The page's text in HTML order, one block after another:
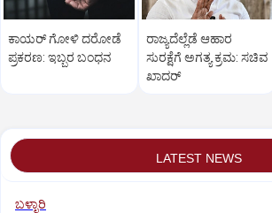
ಕಾಯರ್ ಗೋಳಿ ದರೋಡೆ
ಪ್ರಕರಣ: ಇಬ್ಬರ ಬಂಧನ
ರಾಜ್ಯದೆಲ್ಲೆಡೆ ಆಹಾರ
ಸುರಕ್ಷೆಗೆ ಅಗತ್ಯ ಕ್ರಮ: ಸಚಿವ
ಖಾದರ್
LATEST NEWS
ಬಳ್ಳಾರಿ